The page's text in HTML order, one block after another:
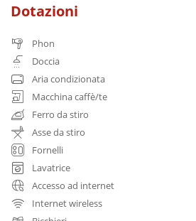
Dotazioni
Phon
Doccia
Aria condizionata
Macchina caffè/te
Ferro da stiro
Asse da stiro
Fornelli
Lavatrice
Accesso ad internet
Internet wireless